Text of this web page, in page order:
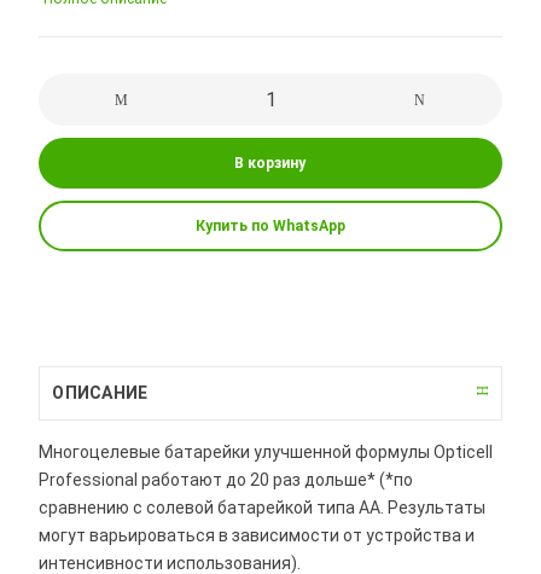
В корзину
Купить по WhatsApp
ОПИСАНИЕ
Многоцелевые батарейки улучшенной формулы Opticell
Professional работают до 20 раз дольше* (*по
сравнению с солевой батарейкой типа АА. Результаты
могут варьироваться в зависимости от устройства и
интенсивности использования).